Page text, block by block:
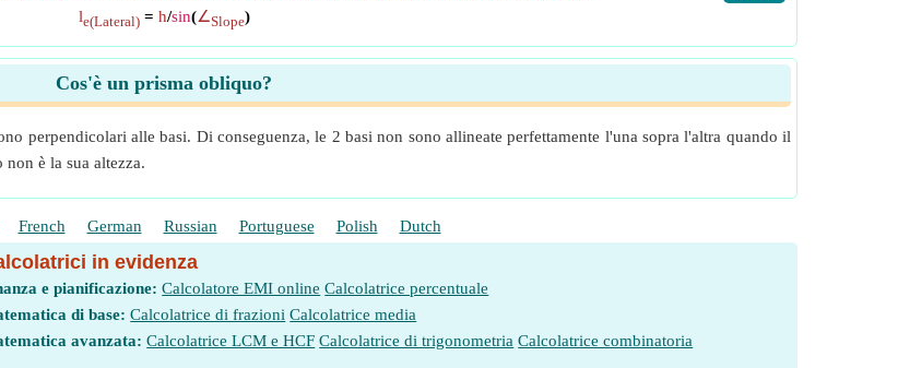
le(Lateral)= h/sin(∠Slope)
Cos'è un prisma obliquo?
perpendicolari alle basi. Di conseguenza, le 2 basi non sono allineate perfettamente l'una sopra l'altra quando il
è la sua altezza.
French German Russian Portuguese Polish Dutch
in evidenza
e pianificazione: Calcolatore EMI online Calcolatrice percentuale
di base: Calcolatrice di frazioni Calcolatrice media
avanzata: Calcolatrice LCM e HCF Calcolatrice di trigonometria Calcolatrice combinatoria